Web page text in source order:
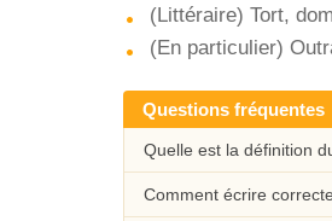
(Littéraire) Tort,
(En particulier)
Questions fréquentes
Quelle est la définition
Comment écrire